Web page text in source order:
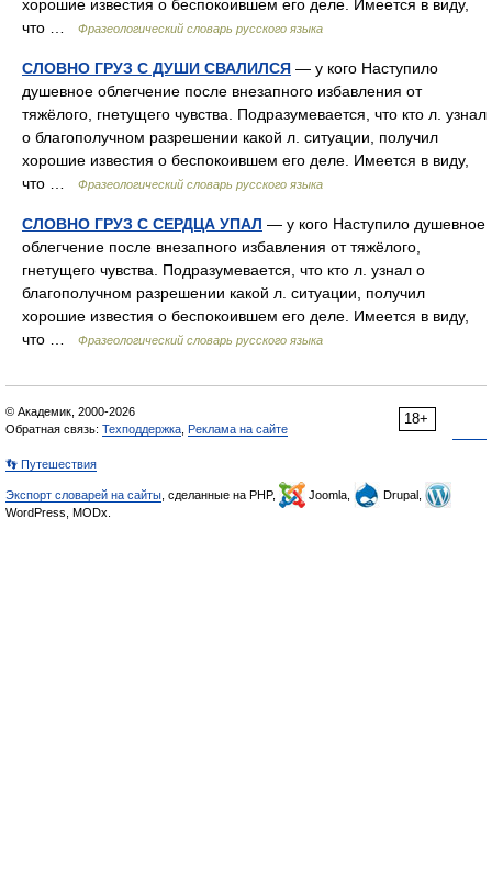
хорошие известия о беспокоившем его деле. Имеется в виду,
что …
Фразеологический словарь русского языка
СЛОВНО ГРУЗ С ДУШИ СВАЛИЛСЯ — у кого Наступило
душевное облегчение после внезапного избавления от
тяжёлого, гнетущего чувства. Подразумевается, что кто л. узнал
о благополучном разрешении какой л. ситуации, получил
хорошие известия о беспокоившем его деле. Имеется в виду,
что …
Фразеологический словарь русского языка
СЛОВНО ГРУЗ С СЕРДЦА УПАЛ — у кого Наступило душевное
облегчение после внезапного избавления от тяжёлого,
гнетущего чувства. Подразумевается, что кто л. узнал о
благополучном разрешении какой л. ситуации, получил
хорошие известия о беспокоившем его деле. Имеется в виду,
что …
Фразеологический словарь русского языка
18+
© Академик, 2000-2026
Обратная связь: Техподдержка Реклама на сайте
👣 Путешествия
Экспорт словарей на сайты , сделанные на PHP, Joomla,
Drupal,
WordPress, MODx.